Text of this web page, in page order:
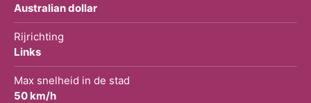
Australian dollar
Rijrichting
Links
Max snelheid in de stad
50 km/h